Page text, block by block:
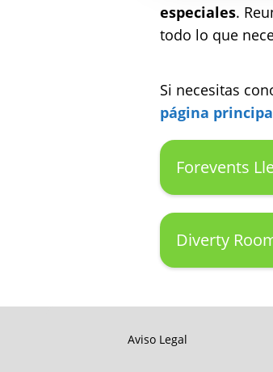
especiales.
todo lo que
Si necesitas
página
Forevents
Diverty
Aviso Legal